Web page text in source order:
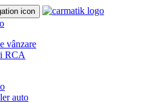
vânzare
RCA
auto